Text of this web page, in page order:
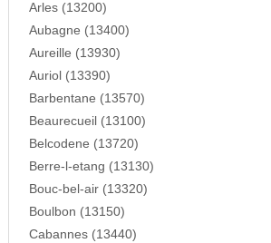
Arles (13200)
Aubagne (13400)
Aureille (13930)
Auriol (13390)
Barbentane (13570)
Beaurecueil (13100)
Belcodene (13720)
Berre-l-etang (13130)
Bouc-bel-air (13320)
Boulbon (13150)
Cabannes (13440)